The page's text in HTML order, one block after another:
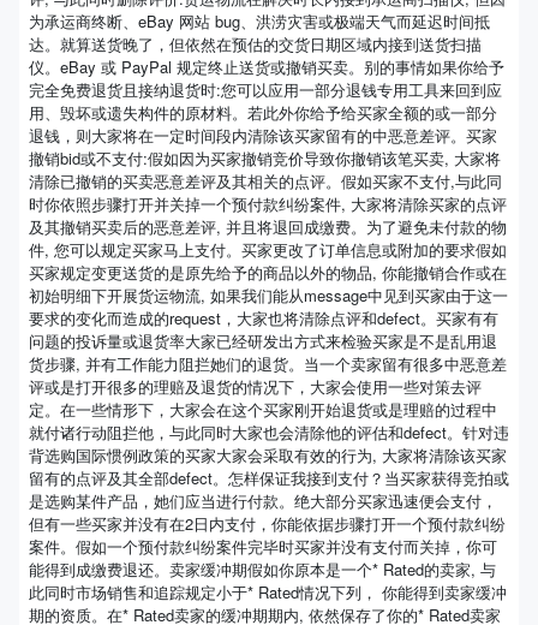
为承运商终断、eBay 网站 bug、洪涝灾害或极端天气而延迟时间抵
达。就算送货晚了，但依然在预估的交货日期区域内接到送货扫描
仪。eBay 或 PayPal 规定终止送货或撤销买卖。别的事情如果你给予
完全免费退货且接纳退货时:您可以应用一部分退钱专用工具来回到应
用、毁坏或遗失构件的原材料。若此外你给予给买家全额的或一部分
退钱，则大家将在一定时间段内清除该买家留有的中恶意差评。买家
撤销bid或不支付:假如因为买家撤销竞价导致你撤销该笔买卖, 大家将
清除已撤销的买卖恶意差评及其相关的点评。假如买家不支付,与此同
时你依照步骤打开并关掉一个预付款纠纷案件, 大家将清除买家的点评
及其撤销买卖后的恶意差评, 并且将退回成缴费。为了避免未付款的物
件, 您可以规定买家马上支付。买家更改了订单信息或附加的要求假如
买家规定变更送货的是原先给予的商品以外的物品, 你能撤销合作或在
初始明细下开展货运物流, 如果我们能从message中见到买家由于这一
要求的变化而造成的request，大家也将清除点评和defect。买家有有
问题的投诉量或退货率大家已经研发出方式来检验买家是不是乱用退
货步骤, 并有工作能力阻拦她们的退货。当一个卖家留有很多中恶意差
评或是打开很多的理赔及退货的情况下，大家会使用一些对策去评
定。在一些情形下，大家会在这个买家刚开始退货或是理赔的过程中
就付诸行动阻拦他，与此同时大家也会清除他的评估和defect。针对违
背选购国际惯例政策的买家大家会采取有效的行为, 大家将清除该买家
留有的点评及其全部defect。怎样保证我接到支付？当买家获得竞拍或
是选购某件产品，她们应当进行付款。绝大部分买家迅速便会支付，
但有一些买家并没有在2日内支付，你能依据步骤打开一个预付款纠纷
案件。假如一个预付款纠纷案件完毕时买家并没有支付而关掉，你可
能得到成缴费退还。卖家缓冲期假如你原本是一个* Rated的卖家, 与
此同时市场销售和追踪规定小于* Rated情况下列， 你能得到卖家缓冲
期的资质。在* Rated卖家的缓冲期期内, 依然保存了你的* Rated卖家